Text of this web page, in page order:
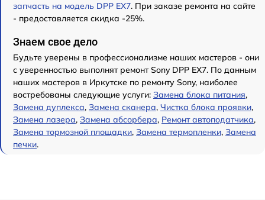
запчасть на модель DPP EX7. При заказе ремонта на сайте
- предоставляется скидка -25%.
Знаем свое дело
Будьте уверены в профессионализме наших мастеров - они
с уверенностью выполнят ремонт Sony DPP EX7. По данным
наших мастеров в Иркутске по ремонту Sony, наиболее
востребованы следующие услуги: Замена блока питания,
Замена дуплекса, Замена сканера, Чистка блока проявки,
Замена лазера, Замена абсорбера, Ремонт автоподатчика,
Замена тормозной площадки, Замена термопленки, Замена
печки.